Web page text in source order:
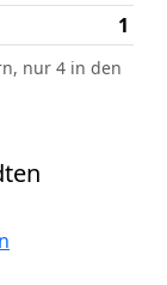
1
nur 4 in den